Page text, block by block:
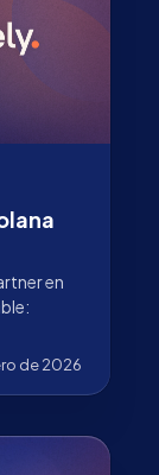
en
de 2026